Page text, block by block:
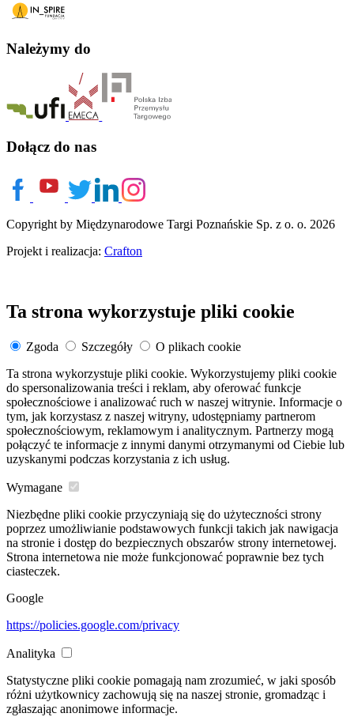
Należymy do
Dołącz do nas
Copyright by Międzynarodowe Targi Poznańskie Sp. z o. o. 2026
Projekt i realizacja: Crafton
Ta strona wykorzystuje pliki cookie
Zgoda Szczegóły
O plikach cookie
Ta strona wykorzystuje pliki cookie. Wykorzystujemy pliki cookie
do spersonalizowania treści i reklam, aby oferować funkcje
społecznościowe i analizować ruch w naszej witrynie. Informacje o
tym, jak korzystasz z naszej witryny, udostępniamy partnerom
społecznościowym, reklamowym i analitycznym. Partnerzy mogą
połączyć te informacje z innymi danymi otrzymanymi od Ciebie lub
uzyskanymi podczas korzystania z ich usług.
Wymagane
Niezbędne pliki cookie przyczyniają się do użyteczności strony
poprzez umożliwianie podstawowych funkcji takich jak nawigacja
na stronie i dostęp do bezpiecznych obszarów strony internetowej.
Strona internetowa nie może funkcjonować poprawnie bez tych
ciasteczek.
Google
https://policies.google.com/privacy
Analityka
Statystyczne pliki cookie pomagają nam zrozumieć, w jaki sposób
różni użytkownicy zachowują się na naszej stronie, gromadząc i
zgłaszając anonimowe informacje.